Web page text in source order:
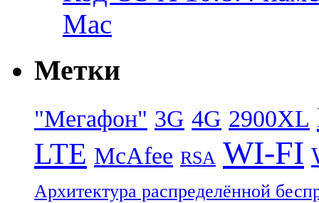
Mac
Метки
"Мегафон" 3G 4G 2900XL
LTE McAfee RSA WI-FI
Архитектура распределённой